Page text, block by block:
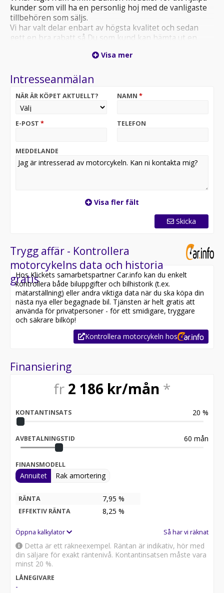
kunder som vill ha en personlig hoj med de vanligaste
tillbehören som säljs.
Vi har valt delar enbart av högsta kvalitet och sedan
gett en bra rabatt så Du som kund kan hämta ut en
Det vi bytt ut och som följer med är:
- Tailtidy
- Ställbara grepp – koppling och broms
- Styrändsspeglar
- Bobbiner inkl Depåstöd
Vi kan enbart lösa färgen grönsvart just nu (se bild)
Välkommen in till oss på Din MC.
Kawasaki samt CFMOTO återförsäljare med över 20 år i
• Vi är auktoriserad verkstad för KTM, Suzuki, Kawasaki
samt CFMOTO. (självklart servar vi även övriga märken)
Kawasaki, Suzuki och KTM i samarbete med Svedea.
• Vi kan även erbjuda förmånlig försäkring för dom
flesta mc-märken och modeller i samarbete med
Svedea och Bilsport & Mc
• Vi erbjuder förmånlig finansiering i samarbete med
Santander och Svea.
• Hemleverans / transport erbjudes i hela landet med
professionella samarbetspartners.
För mer information gällande detta objekt:
Visa mer
Intresseanmälan
NÄR ÄR KÖPET AKTUELLT? NAMN *
E-POST * TELEFON
MEDDELANDE
Visa fler fält
Skicka
Trygg affär - Kontrollera
motorcykelns data och historia
gratis
Hos Klickets samarbetspartner Car.info kan du enkelt
kontrollera både biluppgifter och bilhistorik (t.ex.
mätarställning) eller andra viktiga data när du ska köpa din
nästa nya eller begagnade bil. Tjänsten är helt gratis att
använda för privatpersoner - för ett smidigare, tryggare
och säkrare bilköp!
Kontrollera motorcykeln hos
Finansiering
fr 2 186 kr/mån *
KONTANTINSATS 20 %
AVBETALNINGSTID 60 mån
FINANSMODELL
Annuitet Rak amortering
RÄNTA 7,95 %
EFFEKTIV RÄNTA 8,25 %
Öppna kalkylator Så har vi räknat
Detta är ett räkneexempel. Räntan är indikativ, hör med
din säljare för exakt räntenivå. Kontantinsatsen måste vara
minst 20 %.
LÅNEGIVARE
-